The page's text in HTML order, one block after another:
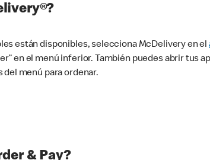
están disponibles, selecciona McDelivery en el
en el menú inferior. También puedes abrir tus
del menú para ordenar.
& Pay?